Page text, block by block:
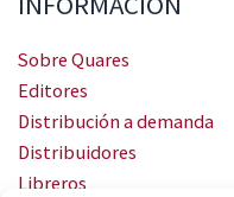
Sobre Quares
Editores
Distribución a demanda
Distribuidores
Libreros